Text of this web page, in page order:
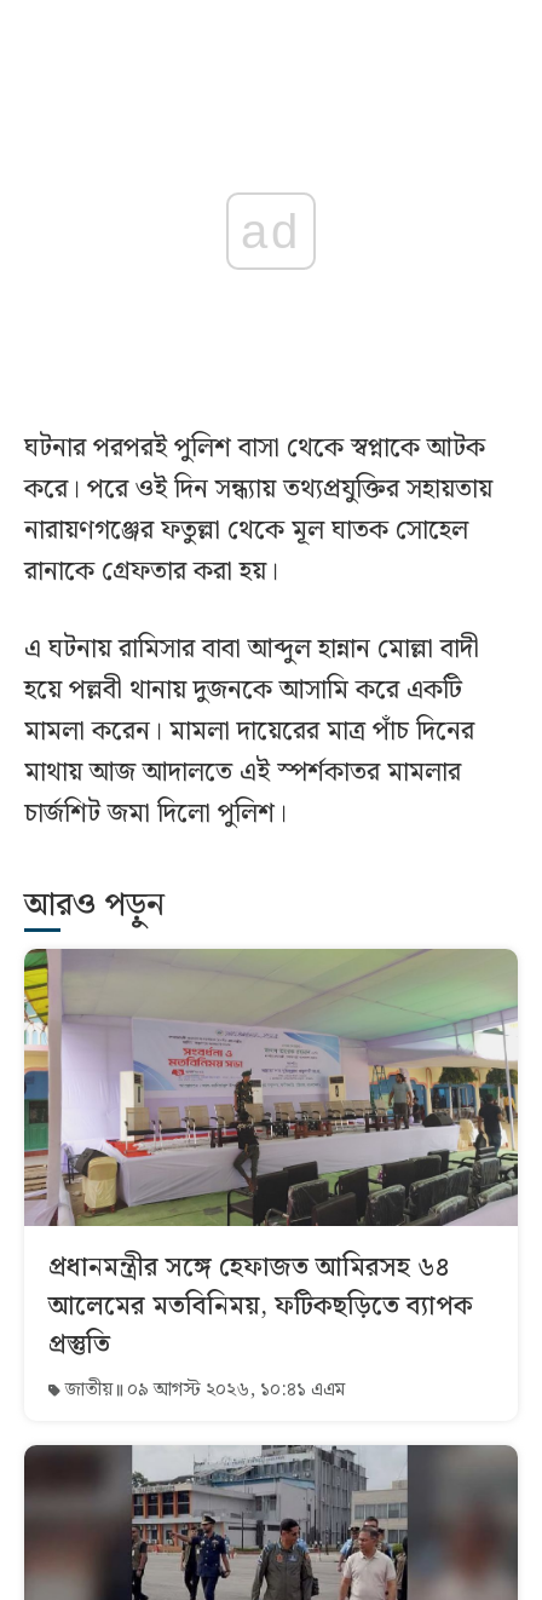
ad
ঘটনার পরপরই পুলিশ বাসা থেকে স্বপ্নাকে আটক
করে। পরে ওই দিন সন্ধ্যায় তথ্যপ্রযুক্তির সহায়তায়
নারায়ণগঞ্জের ফতুল্লা থেকে মূল ঘাতক সোহেল
রানাকে গ্রেফতার করা হয়।
এ ঘটনায় রামিসার বাবা আব্দুল হান্নান মোল্লা বাদী
হয়ে পল্লবী থানায় দুজনকে আসামি করে একটি
মামলা করেন। মামলা দায়েরের মাত্র পাঁচ দিনের
মাথায় আজ আদালতে এই স্পর্শকাতর মামলার
চার্জশিট জমা দিলো পুলিশ।
আরও পড়ুন
প্রধানমন্ত্রীর সঙ্গে হেফাজত আমিরসহ ৬৪
আলেমের মতবিনিময়, ফটিকছড়িতে ব্যাপক
প্রস্তুতি
জাতীয় ০৯ আগস্ট ২০২৬, ১০:৪১ এএম